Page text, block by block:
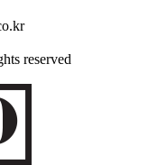
reserved